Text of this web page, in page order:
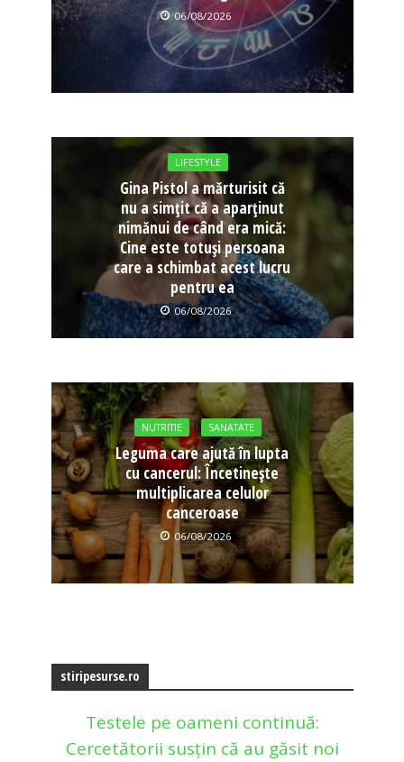
06/08/2026
LIFESTYLE
Gina Pistol a mărturisit că
nu a simțit că a aparținut
nimănui de când era mică:
Cine este totuși persoana
care a schimbat acest lucru
pentru ea
06/08/2026
NUTRITIE SANATATE
Leguma care ajută în lupta
cu cancerul: Încetinește
multiplicarea celulor
canceroase
06/08/2026
stiripesurse.ro
Testele pe oameni continuă:
Cercetătorii susțin că au găsit noi